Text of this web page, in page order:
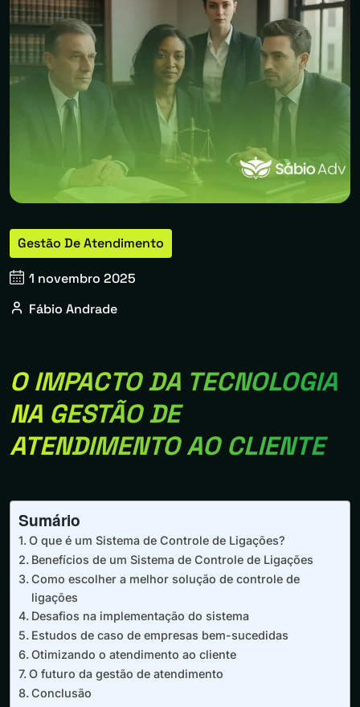
Gestão De Atendimento
1 novembro 2025
Fábio Andrade
O IMPACTO DA TECNOLOGIA
NA GESTÃO DE
ATENDIMENTO AO CLIENTE
Sumário
O que é um Sistema de Controle de Ligações?
Benefícios de um Sistema de Controle de Ligações
Como escolher a melhor solução de controle de
ligações
Desafios na implementação do sistema
Estudos de caso de empresas bem-sucedidas
Otimizando o atendimento ao cliente
O futuro da gestão de atendimento
Conclusão